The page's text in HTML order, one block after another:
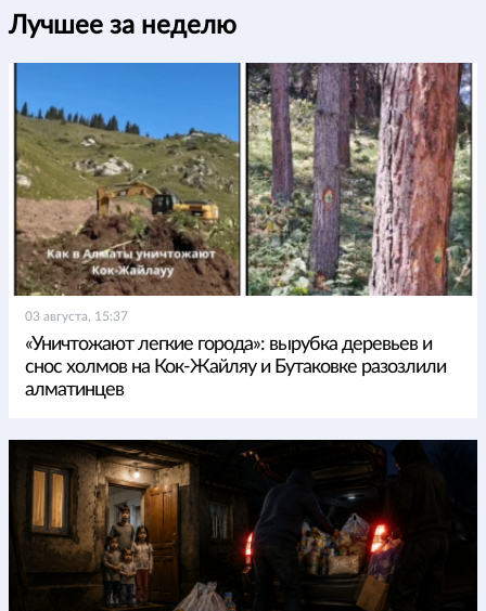
Лучшее за неделю
03 августа, 15:37
«Уничтожают легкие города»: вырубка деревьев и
снос холмов на Кок-Жайляу и Бутаковке разозлили
алматинцев